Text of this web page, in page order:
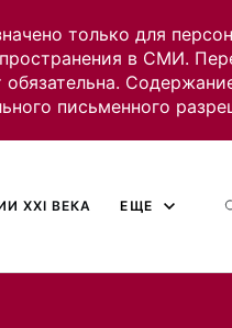
только для
в СМИ.
письменного
XXI ВЕКА ЕЩЕ